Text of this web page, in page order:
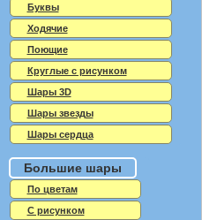
Буквы
Ходячие
Поющие
Круглые с рисунком
Шары 3D
Шары звезды
Шары сердца
Большие шары
По цветам
С рисунком